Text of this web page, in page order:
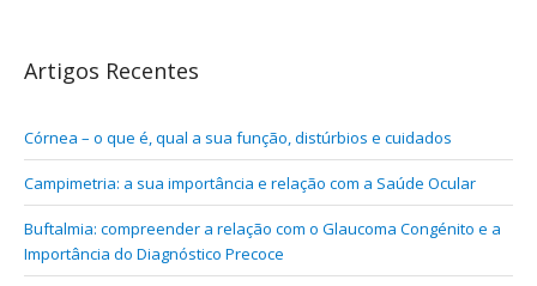
Artigos Recentes
Córnea – o que é, qual a sua função, distúrbios e cuidados
Campimetria: a sua importância e relação com a Saúde Ocular
Buftalmia: compreender a relação com o Glaucoma Congénito e a
Importância do Diagnóstico Precoce